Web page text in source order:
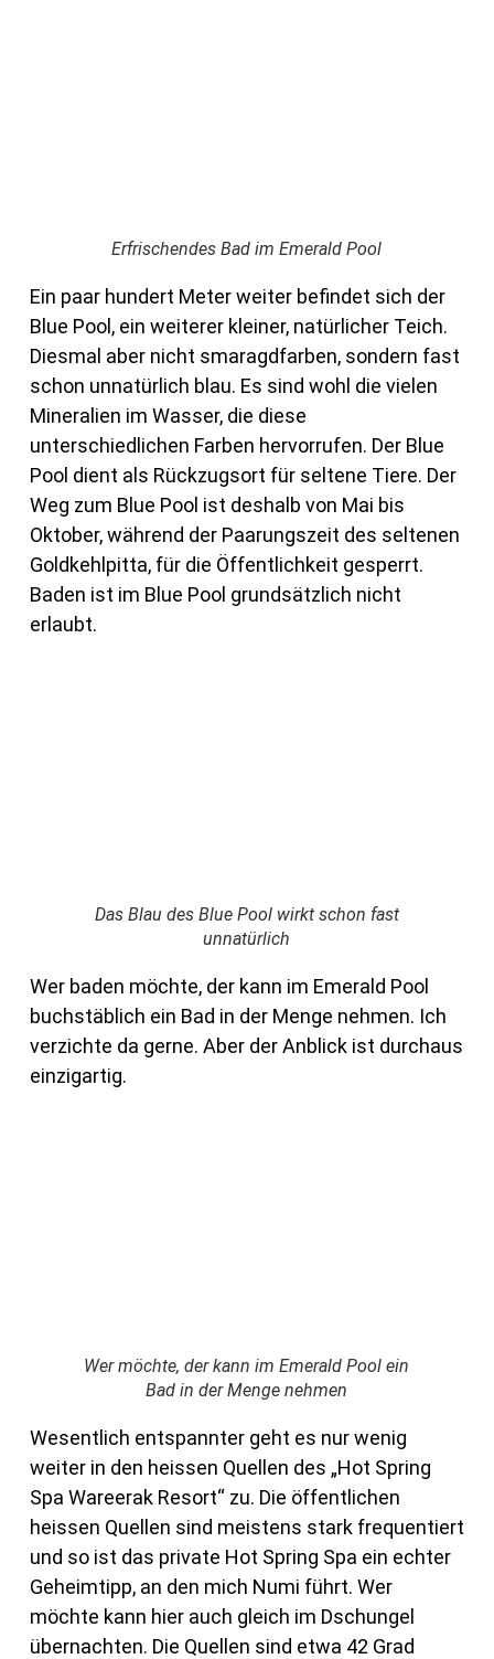
Erfrischendes Bad im Emerald Pool
Ein paar hundert Meter weiter befindet sich der
Blue Pool, ein weiterer kleiner, natürlicher Teich.
Diesmal aber nicht smaragdfarben, sondern fast
schon unnatürlich blau. Es sind wohl die vielen
Mineralien im Wasser, die diese
unterschiedlichen Farben hervorrufen. Der Blue
Pool dient als Rückzugsort für seltene Tiere. Der
Weg zum Blue Pool ist deshalb von Mai bis
Oktober, während der Paarungszeit des seltenen
Goldkehlpitta, für die Öffentlichkeit gesperrt.
Baden ist im Blue Pool grundsätzlich nicht
erlaubt.
Das Blau des Blue Pool wirkt schon fast
unnatürlich
Wer baden möchte, der kann im Emerald Pool
buchstäblich ein Bad in der Menge nehmen. Ich
verzichte da gerne. Aber der Anblick ist durchaus
einzigartig.
Wer möchte, der kann im Emerald Pool ein
Bad in der Menge nehmen
Wesentlich entspannter geht es nur wenig
weiter in den heissen Quellen des „Hot Spring
Spa Wareerak Resort“ zu. Die öffentlichen
heissen Quellen sind meistens stark frequentiert
und so ist das private Hot Spring Spa ein echter
Geheimtipp, an den mich Numi führt. Wer
möchte kann hier auch gleich im Dschungel
übernachten. Die Quellen sind etwa 42 Grad